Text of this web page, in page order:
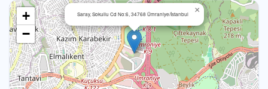
Saray, Sokullu Cd No:6, 34768 Ümraniye/İstanbul ×
+
−